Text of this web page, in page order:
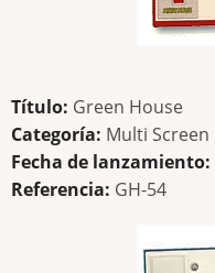
Título: Green House
Categoría: Multi Screen
Fecha de lanzamiento:
Referencia: GH-54